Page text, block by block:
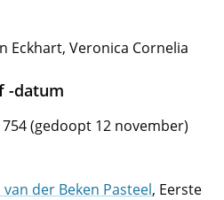
Eckhart, Veronica Cornelia
-datum
(gedoopt 12 november)
van der Beken Pasteel, Eerste